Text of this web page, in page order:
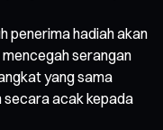
penerima hadiah akan
serangan
yang sama
secara acak kepada